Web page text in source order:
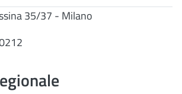
35/37 - Milano